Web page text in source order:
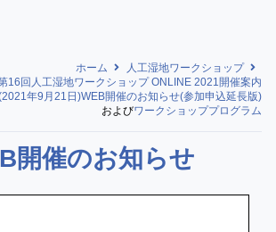
ホーム
人工湿地ワークショップ
16回人工湿地ワークショップ ONLINE 2021開催案内
年9月21日)WEB開催のお知らせ(参加申込延長版)
およびワークショッププログラム
開催のお知らせ